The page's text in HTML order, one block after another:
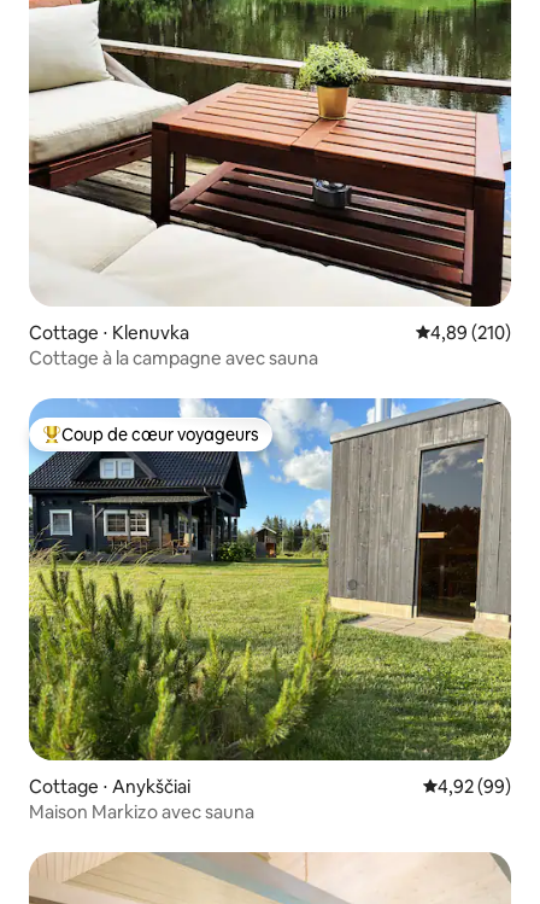
Cottage ⋅ Klenuvka Évaluation
4,89 (210)
Cottage à la campagne avec sauna
Coups de cœur voyageurs les plus appréciés
Coup de cœur voyageurs
Cottage ⋅ Anykščiai Évaluation
4,92 (99)
Maison Markizo avec sauna